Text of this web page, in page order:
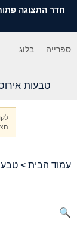
חדר התצוגה פתוח
ספרייה בלוג
טבעות
עמוד הבית >
🔍